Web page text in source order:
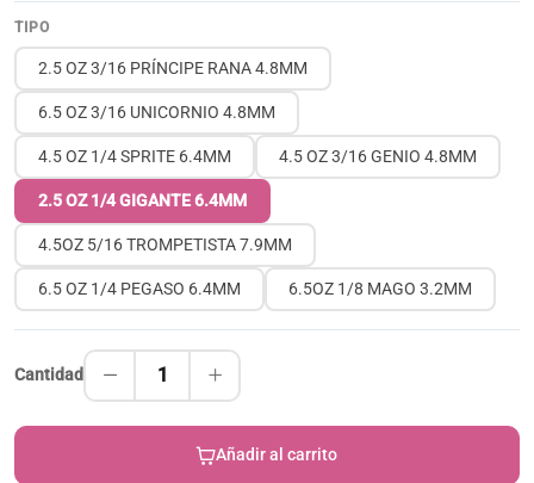
TIPO
2.5 OZ 3/16 PRÍNCIPE RANA 4.8MM
6.5 OZ 3/16 UNICORNIO 4.8MM
4.5 OZ 1/4 SPRITE 6.4MM 4.5 OZ 3/16 GENIO 4.8MM
2.5 OZ 1/4 GIGANTE 6.4MM
4.5OZ 5/16 TROMPETISTA 7.9MM
6.5 OZ 1/4 PEGASO 6.4MM 6.5OZ 1/8 MAGO 3.2MM
Cantidad 1
Añadir al carrito